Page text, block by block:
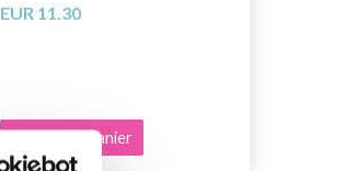
EUR 11.30
Ajouter au panier